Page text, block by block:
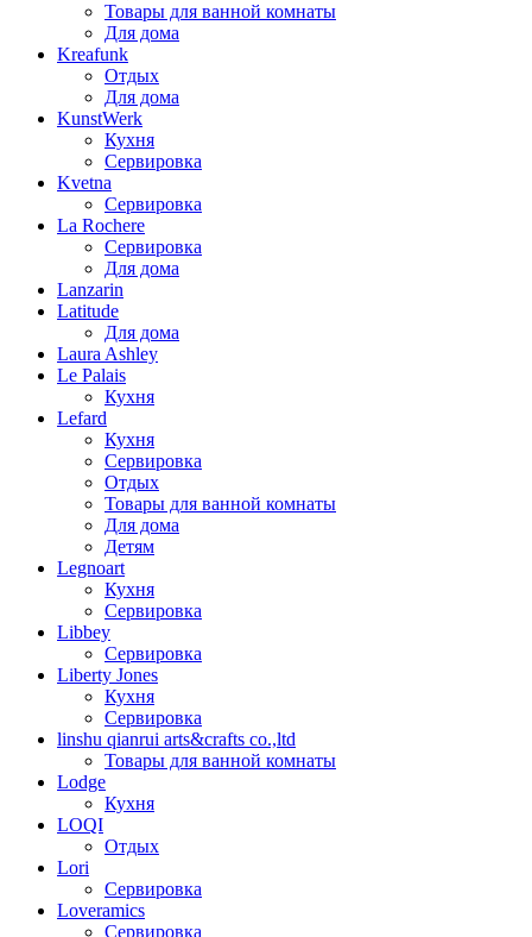
Товары для ванной комнаты
Для дома
Kreafunk
Отдых
Для дома
KunstWerk
Кухня
Сервировка
Kvetna
Сервировка
La Rochere
Сервировка
Для дома
Lanzarin
Latitude
Для дома
Laura Ashley
Le Palais
Кухня
Lefard
Кухня
Сервировка
Отдых
Товары для ванной комнаты
Для дома
Детям
Legnoart
Кухня
Сервировка
Libbey
Сервировка
Liberty Jones
Кухня
Сервировка
linshu qianrui arts&crafts co.,ltd
Товары для ванной комнаты
Lodge
Кухня
LOQI
Отдых
Lori
Сервировка
Loveramics
Сервировка